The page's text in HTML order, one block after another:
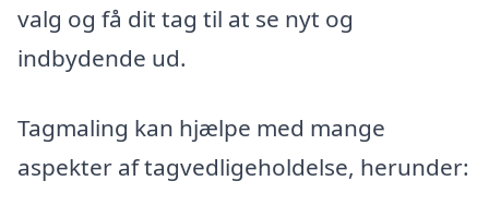
valg og få dit tag til at se nyt og
indbydende ud.
Tagmaling kan hjælpe med mange
aspekter af tagvedligeholdelse, herunder: